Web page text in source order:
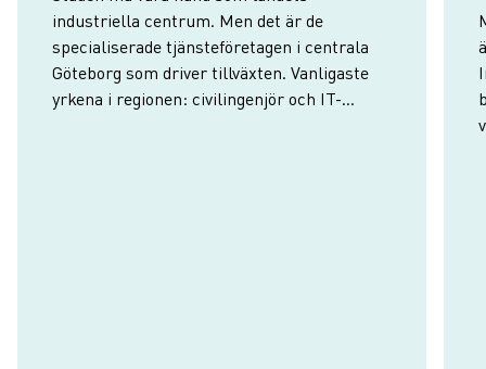
industriella centrum. Men det är de
specialiserade tjänsteföretagen i centrala
Göteborg som driver tillväxten. Vanligaste
yrkena i regionen: civilingenjör och IT-